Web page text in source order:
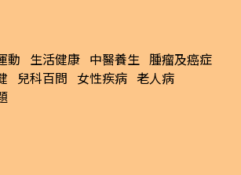
動 生活健康 中醫養生 腫瘤及癌症
兒科百問 女性疾病 老人病